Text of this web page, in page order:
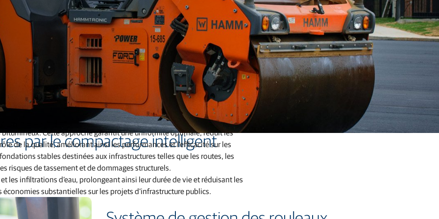
Services de correction et réseaux GNSS
Positionnement des offres pour les fabricants
par le compactage intelligent
équipés de capteurs et de technologies GNSS ou LPS pour surveiller
Cette approche garantit une uniformité optimale, réduit les
de la qualité, améliorant ainsi les performances et l’efficacité sur les
stables destinées aux infrastructures telles que les routes, les
risques de tassement et de dommages structurels.
les infiltrations d’eau, prolongeant ainsi leur durée de vie et réduisant les
économies substantielles sur les projets d’infrastructure publics.